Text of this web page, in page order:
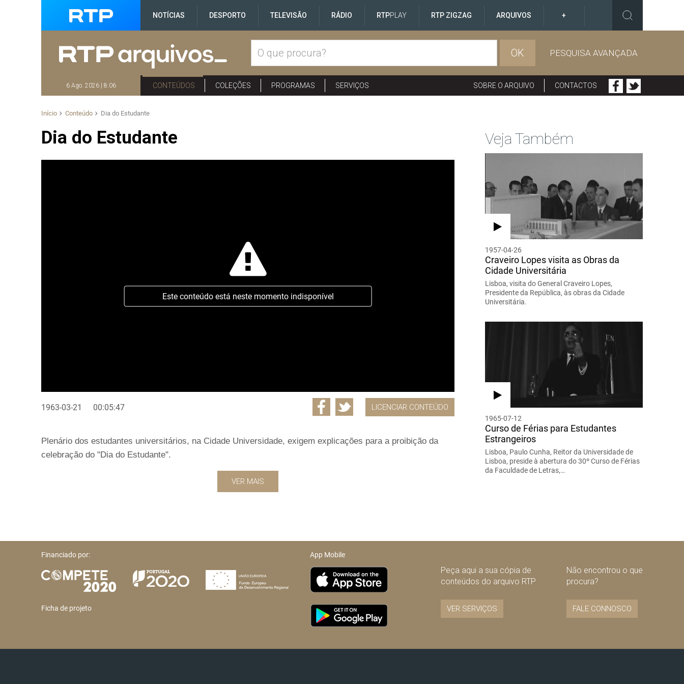
NOTÍCIAS DESPORTO TELEVISÃO RÁDIO RTPPLAY RTP ZIGZAG ARQUIVOS +
OK PESQUISA AVANÇADA
6 Ago. 2026 | 8:06 CONTEÚDOS COLEÇÕES PROGRAMAS SERVIÇOS SOBRE O ARQUIVO CONTACTOS
Início Conteúdo Dia do Estudante
Dia do Estudante
Este conteúdo está neste momento indisponível
1963-03-21 00:05:47 LICENCIAR CONTEÚDO
Plenário dos estudantes universitários, na Cidade Universidade, exigem explicações para a proibição da
celebração do "Dia do Estudante".
VER MAIS
Veja Também
1957-04-26
Craveiro Lopes visita as Obras da
Cidade Universitária
Lisboa, visita do General Craveiro Lopes,
Presidente da República, às obras da Cidade
Universitária.
1965-07-12
Curso de Férias para Estudantes
Estrangeiros
Lisboa, Paulo Cunha, Reitor da Universidade de
Lisboa, preside à abertura do 30º Curso de Férias
da Faculdade de Letras,…
Financiado por:
Ficha de projeto
App Mobile
Peça aqui a sua cópia de
conteúdos do arquivo RTP
VER SERVIÇOS
Não encontrou o que
procura?
FALE CONNOSCO